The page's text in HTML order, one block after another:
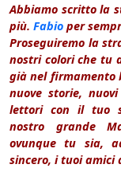
Abbiamo scritto la
più. Fabio per
Proseguiremo la
nostri colori che tu
già nel firmamento
nuove storie,
lettori con il tuo
nostro grande
ovunque tu sia,
sincero, i tuoi amici